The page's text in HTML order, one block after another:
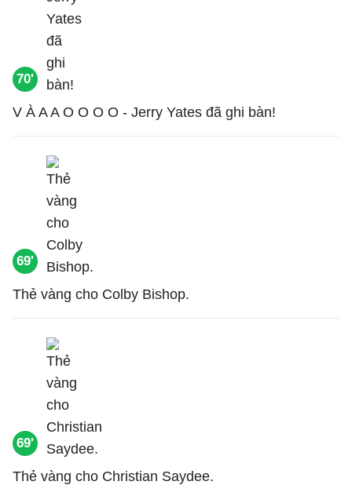
70'
V À A A O O O O - Jerry Yates đã ghi bàn!
69'
Thẻ vàng cho Colby Bishop.
69'
Thẻ vàng cho Christian Saydee.